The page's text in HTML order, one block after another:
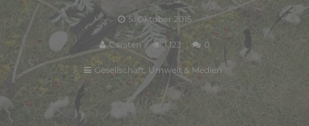
5. Oktober 2015
Carsten 1,123 0
Gesellschaft, Umwelt & Medien